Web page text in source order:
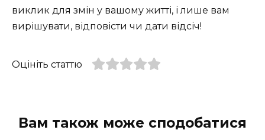
виклик для змін у вашому житті, і лише вам
вирішувати, відповісти чи дати відсіч!
Оцініть статтю
Вам також може сподобатися